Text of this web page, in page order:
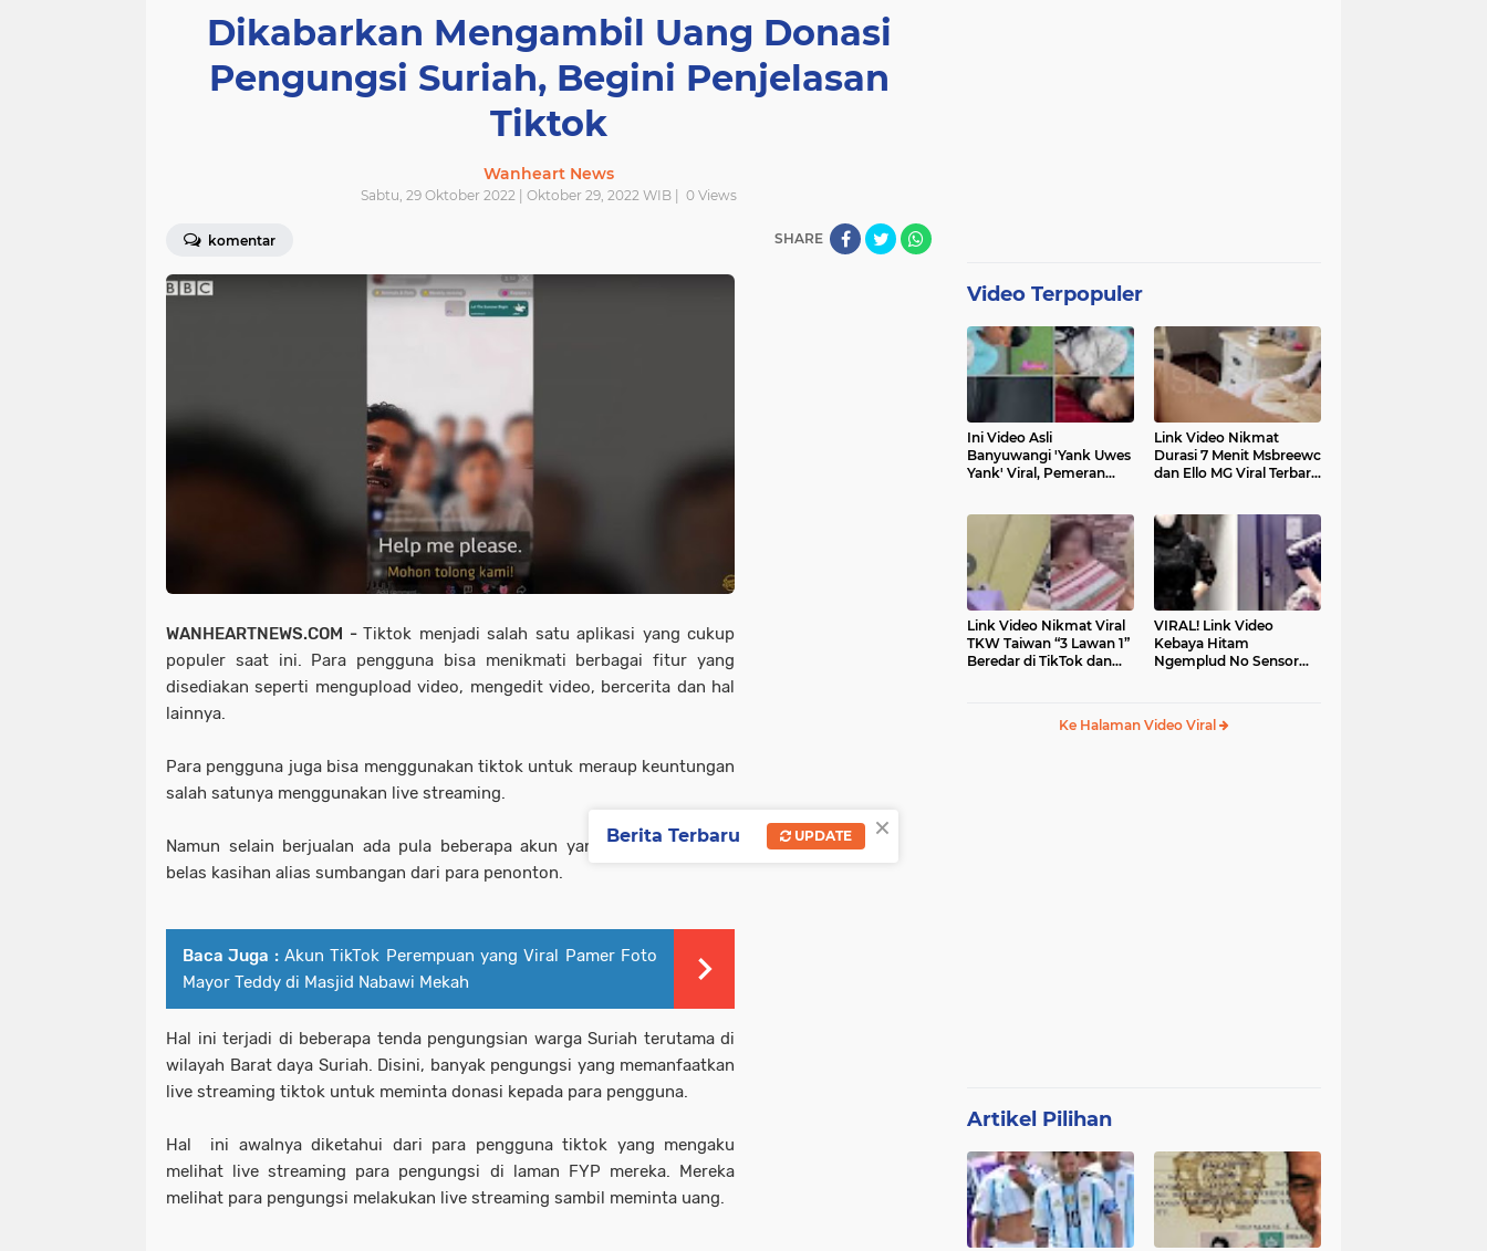
Dikabarkan Mengambil Uang Donasi
Pengungsi Suriah, Begini Penjelasan
Tiktok
Wanheart News
Sabtu, 29 Oktober 2022 | Oktober 29, 2022 WIB | 0 Views
komentar SHARE
WANHEARTNEWS.COM - Tiktok menjadi salah satu aplikasi yang cukup
populer saat ini. Para pengguna bisa menikmati berbagai fitur yang
disediakan seperti mengupload video, mengedit video, bercerita dan hal
lainnya.
Para pengguna juga bisa menggunakan tiktok untuk meraup keuntungan
salah satunya menggunakan live streaming.
Namun selain berjualan ada pula beberapa akun yang hanya meminta
belas kasihan alias sumbangan dari para penonton.
Baca Juga : Akun TikTok Perempuan yang Viral Pamer Foto
Mayor Teddy di Masjid Nabawi Mekah
Hal ini terjadi di beberapa tenda pengungsian warga Suriah terutama di
wilayah Barat daya Suriah. Disini, banyak pengungsi yang memanfaatkan
live streaming tiktok untuk meminta donasi kepada para pengguna.
Hal ini awalnya diketahui dari para pengguna tiktok yang mengaku
melihat live streaming para pengungsi di laman FYP mereka. Mereka
melihat para pengungsi melakukan live streaming sambil meminta uang.
Video Terpopuler
Ini Video Asli
Banyuwangi 'Yank Uwes
Yank' Viral, Pemeran
Link Video Nikmat
Durasi 7 Menit Msbreewc
dan Ello MG Viral Terbaru
Link Video Nikmat Viral
TKW Taiwan “3 Lawan 1”
Beredar di TikTok dan
VIRAL! Link Video
Kebaya Hitam
Ngemplud No Sensor
Ke Halaman Video Viral
Artikel Pilihan
×
Berita Terbaru UPDATE